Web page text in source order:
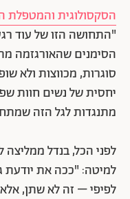
הסקסולוגית והמטפלת
"התחושה הזו של עוד
הסימנים שהאורגזמה
סוגרות, מכווצות ולא
יחסית של נשים חוות
מתנגדות לגל הזה
לפני הכל, בנדל ממליצה
למיטה: "ככה את יודעת
לפיפי – זה לא שתן,